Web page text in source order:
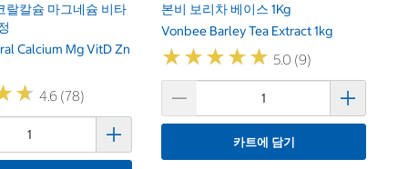
랄칼슘 마그네슘 비타
Calcium Mg VitD Zn
★
★ 4.6 (78)
본비 보리차 베이스 1Kg
Vonbee Barley Tea Extract 1kg
★★★★★
★★★★★ 5.0 (9)
카트에 담기